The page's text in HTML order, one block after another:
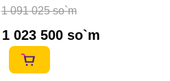
1 091 025 so`m
1 023 500 so`m